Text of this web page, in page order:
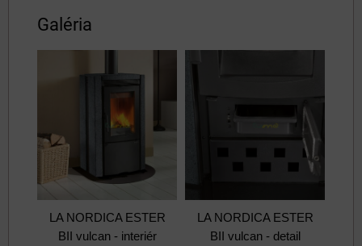
Galéria
LA NORDICA ESTER
BII vulcan - interiér
LA NORDICA ESTER
BII vulcan - detail